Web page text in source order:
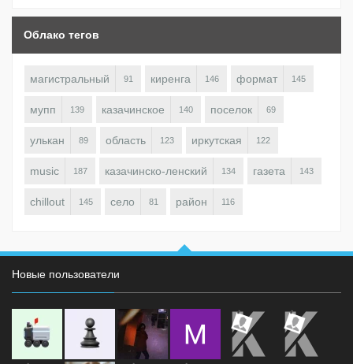
Облако тегов
магистральный 91 киренга 146 формат 145
мупп 139 казачинское 140 поселок 69
улькан 89 область 123 иркутская 122
music 187 казачинско-ленский 134 газета 143
chillout 145 село 81 район 116
Новые пользователи